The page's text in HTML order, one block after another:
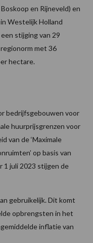
en Rijneveld) en
Westelijk Holland
stijging van 29
met 36
hectare.
bedrijfsgebouwen voor
huurprijsgrenzen voor
van de ‘Maximale
op basis van
1 juli 2023 stijgen de
gebruikelijk. Dit komt
opbrengsten in het
inflatie van